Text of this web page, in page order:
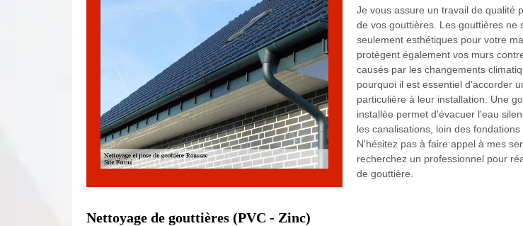
Je vous assure un travail de qualité
de vos gouttières. Les gouttières ne
seulement esthétiques pour votre
protègent également vos murs
causés par les changements
pourquoi il est essentiel d'accorder
particulière à leur installation. Une
installée permet d'évacuer l'eau
les canalisations, loin des fondations
N'hésitez pas à faire appel à mes
recherchez un professionnel pour
de gouttière.
Nettoyage de gouttières (PVC - Zinc)